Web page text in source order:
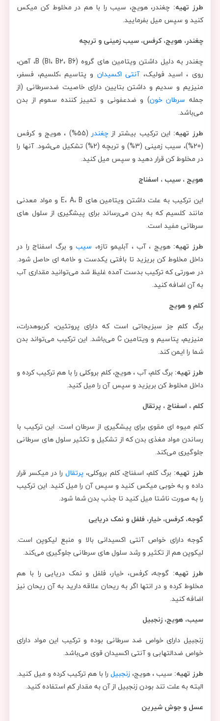
طرز تهیه: چغندر، هویج، سیب را با هم در مخلوط کن میکس
کنید و سپس میل بفرمایید.
چغندر، هویج، کرفس، سیب زمینی و تربچه
چغندر به دلیل داشتن ویتامین های گروه (B (B1، B2، B6، آهن،
روی ، اسید فولیک،آنتی اکسیدان و پتاسیم ،کلسیم، فسفر،
منیزیم و سدیم و داشتن بتایین دارای خاصیت ضدسرطانی (از
جمله سرطان خون) و ضدعفونی و تمییز کننده سموم از بدن
می‌باشد.
طرز تهیه: این ترکیب بیشتر ازچغندر
(55%) ، هویج و کرفس
(20%)، سیب زمینی (3%) و تربچه (2%) تشکیل می‌شود. آنها را
در مخلوط کن قرار دهید و سپس میل کنید.
هویج ، سیب ، اسفناج
این ترکیب به علت داشتن ویتامین های E، A، B و مواد معدنی
مانند کلسیم که به بدن می‌رساند برای پیشگیری از سلول های
سرطانی مفید است.
طرز تهیه: هویج ، آب ، آبلیمو تازه، سیبو برگ اسفناج را در
داخل مخلوط کن بریزید تا بافتی یکدست و خامه ای حاصل شود.
در صورتی که ترکیب بدست آمده غلیظ شد می‌توانید مقداری آب
به آن اضافه کنید.
کلم و هویج
برگ کلم جز سبزیجاتی است که دارای پروتئین، کربوهدرات،
منیزیم، پتاسیم و ویتامین C می‌باشد. این ترکیب می‌تواند بدن
شما را ایمن کند.
طرز تهیه: برگ کلم، آب ، هویج، کلم بروکلی را با هم ترکیب کرده و
داخل مخلوط کن بریزید و سپس آن را میل کنید.
کلم ، اسفناج ، پرتقال
کلم میوه ای مقوی برای پیشگیری از سرطان است. این ترکیب با
رساندن مواد مغذی بدن که از تشکیل و تکثیر سلول های سرطانی
جلوگیری می‌کند.
طرز تهیه: برگ کلم، اسفناج، کلم بروکلی، پرتقالرا در میکسر قرار
داده و به خوبی میکس کنید و سپس آن را میل کنید. این ترکیب
را به صورت ناشتا میل کنید تا جذب بدن شما شود.
گوجه، کرفس، خیار، فلفل و نمک دریایی
گوجه دارای خواص آنتی اکسیدانی بالا و منبع لیکوپن است.
لیکوپن هم از تکثیر و رشد سلول های سرطانی جلوگیری می‌کند.
طرز تهیه: گوجه، کرفس، خیار، فلفل و نمک دریایی را با هم
مخلوط کرده و در انتها اگر به ریحان علاقه دارید به آن ریحان نیز
اضافه کنید.
سیب، هویج، زنجبیل
زنجبیل دارای خواص ضد سرطانی بوده و ترکیب این مواد دارای
خواص ضدالتهابی و آنتی اکسیدان قوی می‌باشد.
طرز تهیه: سیب ، هویج،زنجبیلرا با هم ترکیب کرده و میل کنید.
البته به علت تند بودن زنجبیل از آن به مقدار کم استفاده کنید.
عسل و جوش شیرین